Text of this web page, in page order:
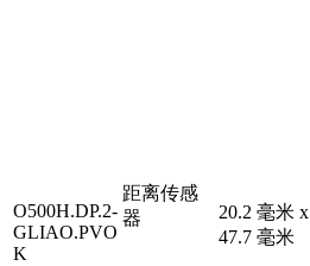
O500H.DP.2-
GLIAO.PVO
K
距离传感
器
20.2 毫米 x
47.7 毫米